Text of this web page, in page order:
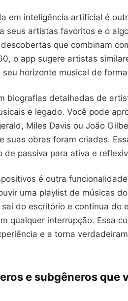
em inteligência artificial é
seus artistas favoritos e o
que combinam
o app sugere artistas
horizonte musical de
biografias detalhadas de
e legado. Você pode
Miles Davis ou João
suas obras foram criadas.
de passiva para ativa e
é outra
uma playlist de músicas
do escritório e continua do
qualquer interrupção. Essa
e a torna
e subgêneros que